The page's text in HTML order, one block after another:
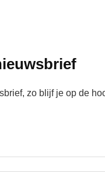
zo blijf je op de